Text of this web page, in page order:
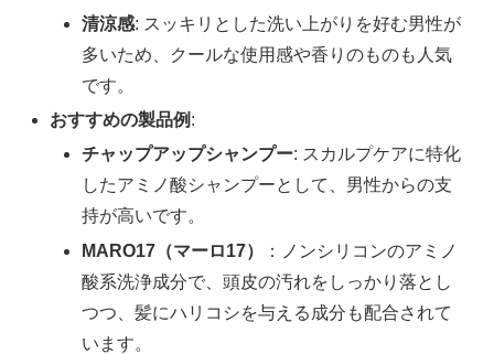
清涼感: スッキリとした洗い上がりを好む男性が
多いため、クールな使用感や香りのものも人気
です。
おすすめの製品例 :
チャップアップシャンプー: スカルプケアに特化
したアミノ酸シャンプーとして、男性からの支
持が高いです。
MARO17（マーロ17）
：ノンシリコンのアミノ
酸系洗浄成分で、頭皮の汚れをしっかり落とし
つつ、髪にハリコシを与える成分も配合されて
います。